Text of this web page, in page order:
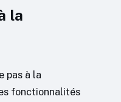
la
pas à la
fonctionnalités